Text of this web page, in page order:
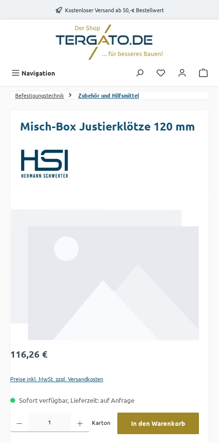
Zum Hauptinhalt springenKostenloser Versand ab 50,-€ Bestellwert
Navigation Du hast 0
Befestigungstechnik Zubehör und Hilfsmittel
Misch-Box Justierklötze 120 mm
Regulärer Preis:
116,26 €
Preise inkl. MwSt. zzgl. Versandkosten
Sofort verfügbar, Lieferzeit: auf Anfrage
Karton
In den Warenkorb